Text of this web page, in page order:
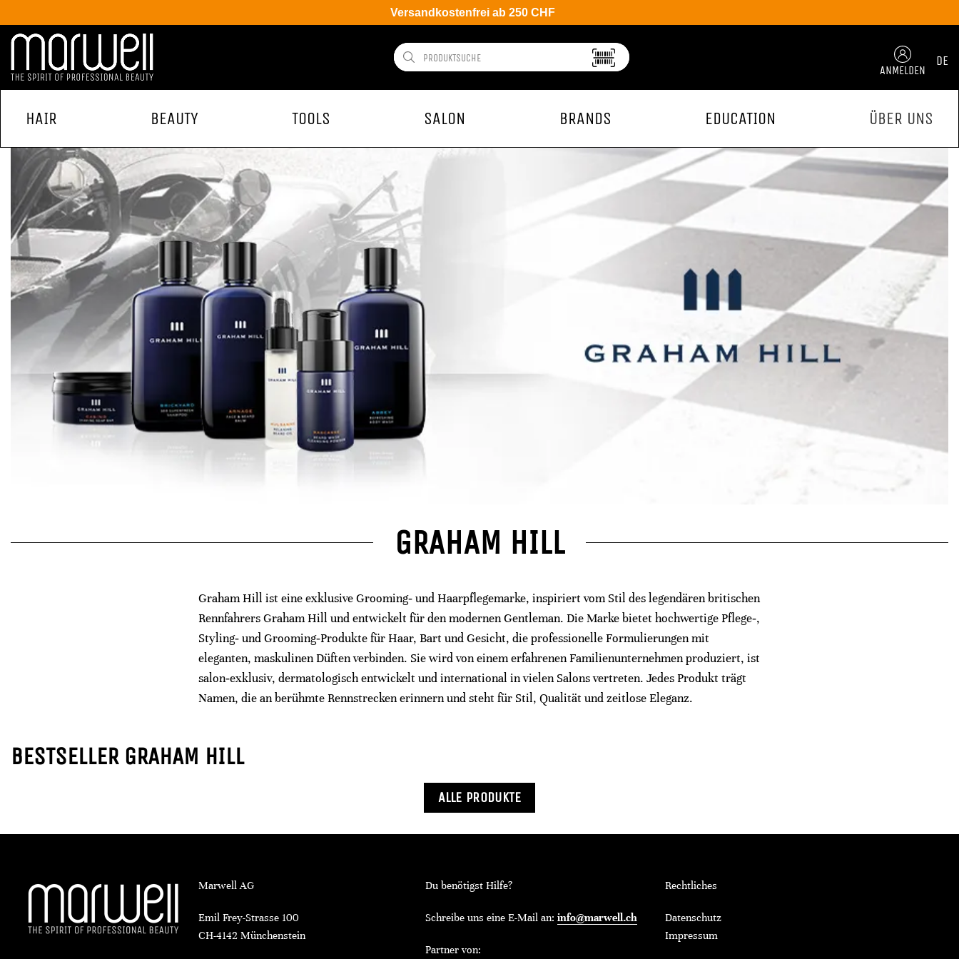
Versandkostenfrei ab 250 CHF
ANMELDEN
DE
HAIR BEAUTY TOOLS SALON BRANDS EDUCATION ÜBER UNS
GRAHAM HILL
Graham Hill ist eine exklusive Grooming‑ und Haarpflegemarke, inspiriert vom Stil des legendären britischen
Rennfahrers Graham Hill und entwickelt für den modernen Gentleman. Die Marke bietet hochwertige Pflege‑,
Styling‑ und Grooming‑Produkte für Haar, Bart und Gesicht, die professionelle Formulierungen mit
eleganten, maskulinen Düften verbinden. Sie wird von einem erfahrenen Familienunternehmen produziert, ist
salon‑exklusiv, dermatologisch entwickelt und international in vielen Salons vertreten. Jedes Produkt trägt
Namen, die an berühmte Rennstrecken erinnern und steht für Stil, Qualität und zeitlose Eleganz.
BESTSELLER GRAHAM HILL
ALLE PRODUKTE
Marwell AG
Emil Frey-Strasse 100
CH-4142 Münchenstein
Du benötigst Hilfe?
Schreibe uns eine E-Mail an: info@marwell.ch
Partner von:
Rechtliches
Datenschutz
Impressum